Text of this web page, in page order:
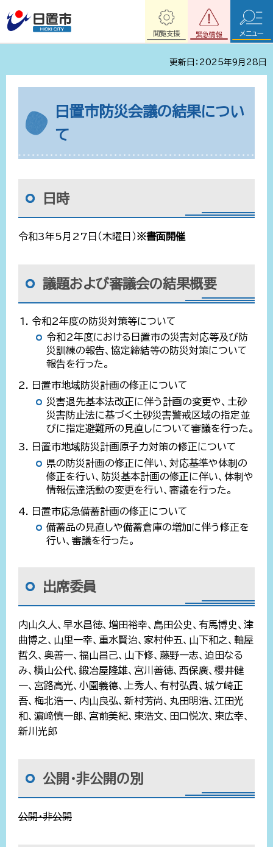
緊急情報
閲覧支援 メニュー
更新日：2025年9月28日
日置市防災会議の結果につい
て
日時
令和3年5月27日（木曜日）※書面開催
議題および審議会の結果概要
令和2年度の防災対策等について
令和2年度における日置市の災害対応等及び防
災訓練の報告、協定締結等の防災対策について
報告を行った。
日置市地域防災計画の修正について
災害退先基本法改正に伴う計画の変更や、土砂
災害防止法に基づく土砂災害警戒区域の指定並
びに指定避難所の見直しについて審議を行った。
日置市地域防災計画原子力対策の修正について
県の防災計画の修正に伴い、対応基準や体制の
修正を行い、防災基本計画の修正に伴い、体制や
情報伝達活動の変更を行い、審議を行った。
日置市応急備蓄計画の修正について
備蓄品の見直しや備蓄倉庫の増加に伴う修正を
行い、審議を行った。
出席委員
内山久人、早水昌徳、増田裕幸、島田公史、有馬博史、津
曲博之、山里一幸、重水賢治、家村仲五、山下和之、軸屋
哲久、奥善一、福山昌己、山下修、藤野一志、迫田なる
み、横山公代、鍛冶屋隆雄、宮川善徳、西保廣、櫻井健
一、宮路高光、小園義德、上秀人、有村弘貴、城ケ崎正
吾、梅北浩一、内山良弘、新村芳尚、丸田明浩、江田光
和、濵﨑慎一郎、宮前美紀、東浩文、田口悦次、東広幸、
新川光郎
公開・非公開の別
公開・非公開